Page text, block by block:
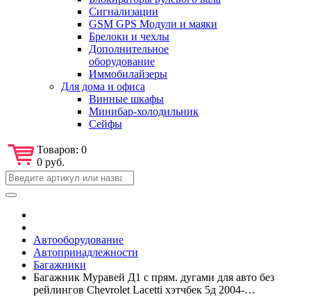
Сигнализации
GSM GPS Модули и маяки
Брелоки и чехлы
Дополнительное
оборудование
Иммобилайзеры
Для дома и офиса
Винные шкафы
Минибар-холодильник
Сейфы
Товаров: 0
0 руб.
Автооборудование
Автопринадлежности
Багажники
Багажник Муравей Д1 с прям. дугами для авто без
рейлингов Chevrolet Lacetti хэтчбек 5д 2004-…